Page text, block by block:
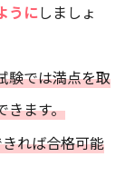
うにしましょ
験では満点を取
きます。
れば合格可能